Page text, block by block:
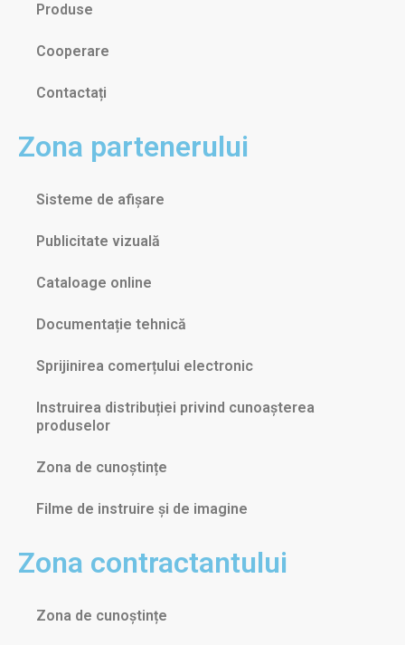
Produse
Cooperare
Contactați
Zona partenerului
Sisteme de afișare
Publicitate vizuală
Cataloage online
Documentație tehnică
Sprijinirea comerțului electronic
Instruirea distribuției privind cunoașterea
produselor
Zona de cunoștințe
Filme de instruire și de imagine
Zona contractantului
Zona de cunoștințe